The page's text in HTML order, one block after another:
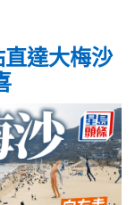
達大梅沙